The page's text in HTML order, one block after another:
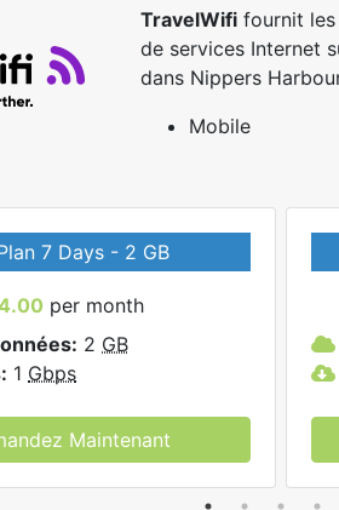
TravelWififournit les
de services Internet
dans Nippers
Mobile
7 Days - 2 GB
per month
2 GB
1 Gbps
Maintenant